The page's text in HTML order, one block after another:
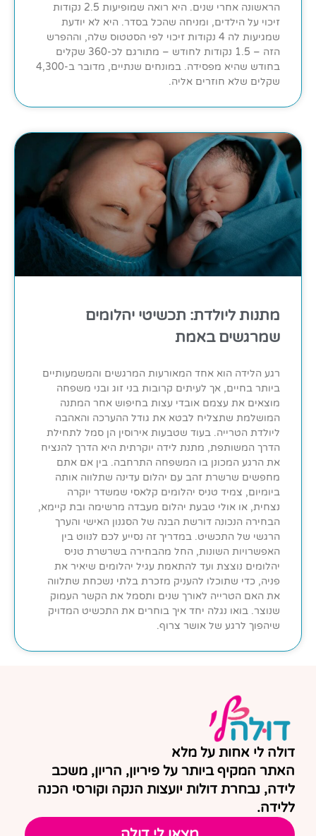
הראשונה אחרי שנים. היא רואה שמופיעות 2.5 נקודות
זיכוי על הילדים, ומניחה שהכל בסדר. היא לא יודעת
שמגיעות לה 4 נקודות זיכוי לפי הסטטוס שלה, וההפרש
הזה – 1.5 נקודות לחודש – מתורגם לכ-360 שקלים
בחודש שהיא מפסידה. במונחים שנתיים, מדובר ב-4,300
שקלים שלא חוזרים אליה.
מתנות ליולדת: תכשיטי יהלומים
שמרגשים באמת
רגע הלידה הוא אחד המאורעות המרגשים והמשמעותיים
ביותר בחיים, אך לעיתים קרובות בני זוג ובני משפחה
מוצאים את עצמם אובדי עצות בחיפוש אחר המתנה
המושלמת שתצליח לבטא את גודל ההערכה והאהבה
ליולדת הטרייה. בעוד שטבעות אירוסין הן סמל לתחילת
הדרך המשותפת, מתנת לידה יוקרתית היא הדרך להנציח
את הרגע המכונן בו המשפחה התרחבה. בין אם אתם
מחפשים שרשרת זהב עם יהלום עדינה שתלווה אותה
ביומיום, צמיד טניס יהלומים קלאסי שמשדר יוקרה
נצחית, או אולי טבעת יהלום מעבדה מרשימה ובת קיימא,
הבחירה הנכונה דורשת הבנה של הסגנון האישי והערך
הרגשי של התכשיט. במדריך זה נסייע לכם לנווט בין
האפשרויות השונות, החל מהבחירה בשרשרת טניס
יהלומים נוצצת ועד להתאמת עגיל יהלומים שיאיר את
פניה, כדי שתוכלו להעניק מזכרת בלתי נשכחת שתלווה
את האם הטרייה לאורך שנים ותסמל את הקשר העמוק
שנוצר. בואו נגלה יחד איך בוחרים את התכשיט המדויק
שיהפוך לרגע של אושר צרוף.
דולה לי אחות על מלא
האתר המקיף ביותר על פיריון, הריון, משכב
לידה, נבחרת דולות יועצות הנקה וקורסי הכנה
ללידה.